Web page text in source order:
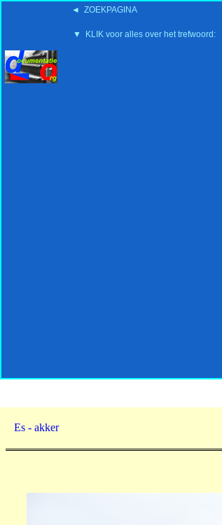
◄ ZOEKPAGINA
▼ KLIK voor alles over het trefwoord:
'15:19 19-2-2008